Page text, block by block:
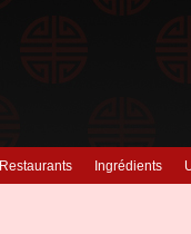
Ingrédients
Restaurants